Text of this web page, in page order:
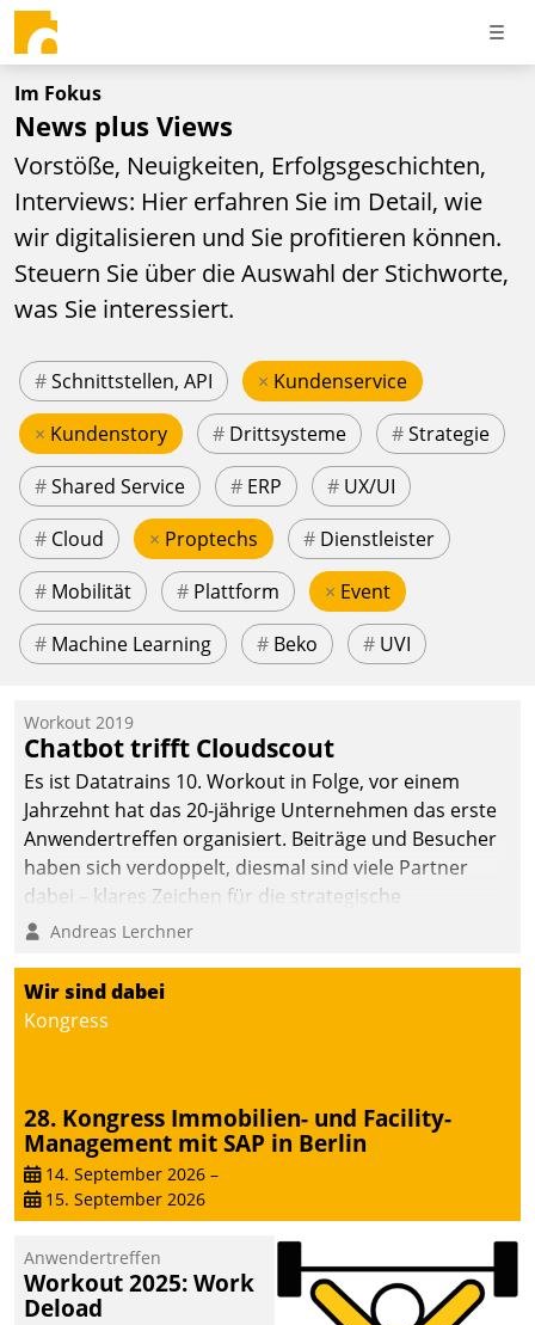
Im Fokus
News plus Views
Vorstöße, Neuigkeiten, Erfolgsgeschichten,
Interviews: Hier erfahren Sie im Detail, wie
wir digitalisieren und Sie profitieren können.
Steuern Sie über die Auswahl der Stichworte,
was Sie interessiert.
#Schnittstellen, API × Kundenservice
× Kundenstory # Drittsysteme #Strategie
#Shared Service # ERP # UX/UI
# Cloud × Proptechs # Dienstleister
# Mobilität # Plattform × Event
# Machine Learning # Beko # UVI
Workout 2019
Chatbot trifft Cloudscout
Es ist Datatrains 10. Workout in Folge, vor einem
Jahrzehnt hat das 20-jährige Unternehmen das erste
Anwendertreffen organisiert. Beiträge und Besucher
haben sich verdoppelt, diesmal sind viele Partner
dabei – klares Zeichen für die strategische
Fokussierung auf den Kunden.
Andreas Lerchner
Wir sind dabei
Kongress
28. Kongress Immobilien- und Facility-
Management mit SAP in Berlin
14. September 2026 –
15. September 2026
Anwendertreffen
Workout 2025: Work
Deload